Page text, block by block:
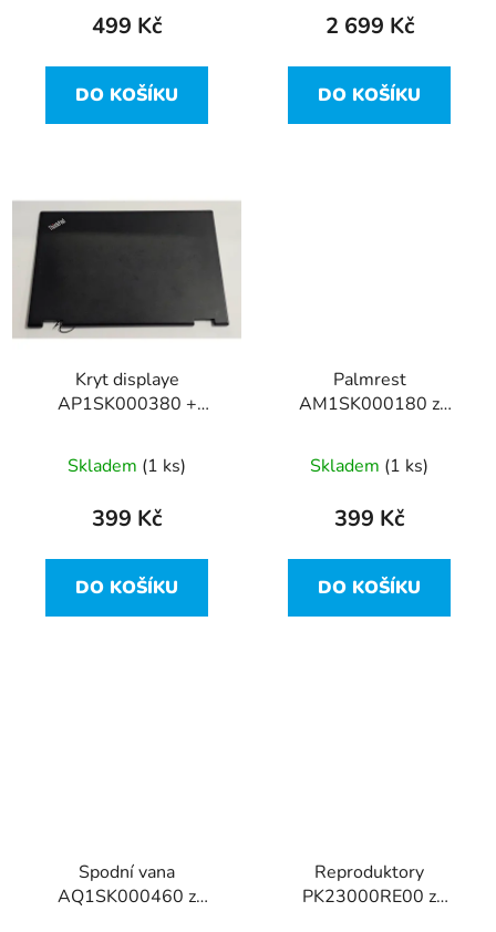
499 Kč
DO KOŠÍKU
2 699 Kč
DO KOŠÍKU
Kryt displaye
AP1SK000380 +
Lenovo ThinkPad X380
Yoga
Skladem (1 ks)
399 Kč
DO KOŠÍKU
Palmrest
AM1SK000180 z
Yoga
Skladem (1 ks)
399 Kč
DO KOŠÍKU
Spodní vana
AQ1SK000460 z
Reproduktory
PK23000RE00 z